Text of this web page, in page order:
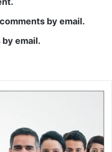
by email.
email.